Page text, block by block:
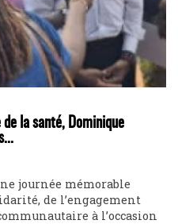
la santé, Dominique
journée mémorable
de l’engagement
à l’occasion